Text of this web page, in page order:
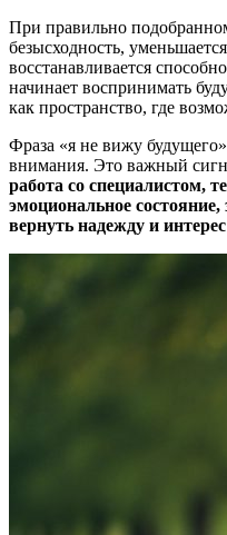
При правильно
безысходность,
восстанавливается
начинает воспринимать
как пространство, где
Фраза «я не вижу
внимания. Это важный
работа со специалистом,
эмоциональное
вернуть надежду и